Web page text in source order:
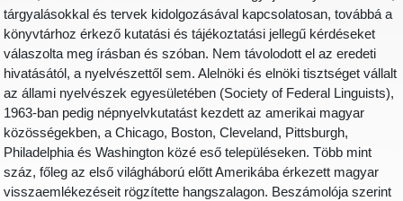
tárgyalásokkal és tervek kidolgozásával kapcsolatosan, továbbá a
könyvtárhoz érkező kutatási és tájékoztatási jellegű kérdéseket
válaszolta meg írásban és szóban. Nem távolodott el az eredeti
hivatásától, a nyelvészettől sem. Alelnöki és elnöki tisztséget vállalt
az állami nyelvészek egyesületében (Society of Federal Linguists),
1963-ban pedig népnyelvkutatást kezdett az amerikai magyar
közösségekben, a Chicago, Boston, Cleveland, Pittsburgh,
Philadelphia és Washington közé eső településeken. Több mint
száz, főleg az első világháború előtt Amerikába érkezett magyar
visszaemlékezéseit rögzítette hangszalagon. Beszámolója szerint